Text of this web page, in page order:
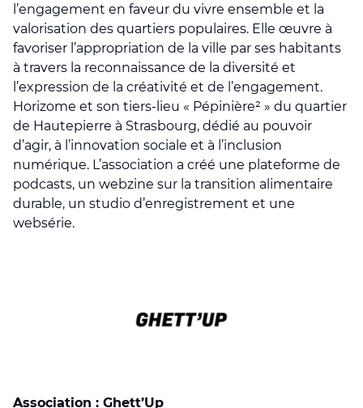
l’engagement en faveur du vivre ensemble et la
valorisation des quartiers populaires. Elle œuvre à
favoriser l’appropriation de la ville par ses habitants
à travers la reconnaissance de la diversité et
l’expression de la créativité et de l’engagement.
Horizome et son tiers-lieu « Pépinière² » du quartier
de Hautepierre à Strasbourg, dédié au pouvoir
d’agir, à l’innovation sociale et à l’inclusion
numérique. L’association a créé une plateforme de
podcasts, un webzine sur la transition alimentaire
durable, un studio d’enregistrement et une
websérie.
Association : Ghett’Up